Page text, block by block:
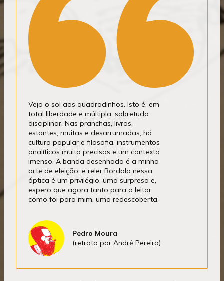
Vejo o sol aos quadradinhos. Isto é, em
total liberdade e múltipla, sobretudo
disciplinar. Nas pranchas, livros,
estantes, muitas e desarrumadas, há
cultura popular e filosofia, instrumentos
analíticos muito precisos e um contexto
imenso. A banda desenhada é a minha
arte de eleição, e reler Bordalo nessa
óptica é um privilégio, uma surpresa e,
espero que agora tanto para o leitor
como foi para mim, uma redescoberta.
Pedro Moura
(retrato por André Pereira)